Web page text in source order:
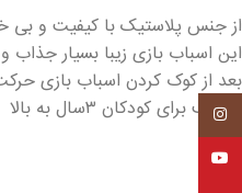
از جنس پلاستیک با کیفیت و
این اسباب بازی زیبا بسیار
بعد از کوک کردن اسباب بازی
مناسب برای کودکان ۳سال به بالا
اینستاگرام